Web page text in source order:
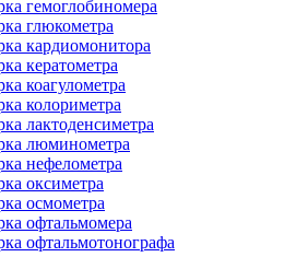
гемоглобиномера
глюкометра
кардиомонитора
кератометра
коагулометра
колориметра
лактоденсиметра
люминометра
нефелометра
оксиметра
осмометра
офтальмомера
офтальмотонографа